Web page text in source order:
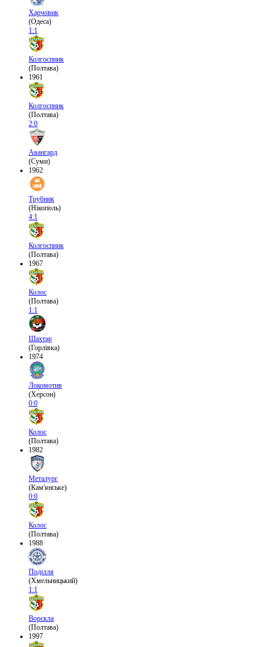
Харчовик
(Одеса)
1:1
Колгоспник
(Полтава)
1961
Колгоспник
(Полтава)
2:0
Авангард
(Суми)
1962
Трубник
(Нікополь)
4:1
Колгоспник
(Полтава)
1967
Колос
(Полтава)
1:1
Шахтар
(Горлівка)
1974
Локомотив
(Херсон)
0:0
Колос
(Полтава)
1982
Металург
(Кам'янське)
0:0
Колос
(Полтава)
1988
Поділля
(Хмельницький)
1:1
Ворскла
(Полтава)
1997